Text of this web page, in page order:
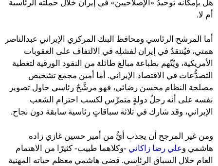
هل بإمكانه توحيدُ «الإصلاحيين» في إيران خلال حملته الرئاسية
أم لا.
أما المرشح الرئاسي ومحافظ البنك المركزي الإيراني عبدالناصر
همتي، فيُنتقدُ في إيران لفشلِه في الالتفاف على العقوبات
الأمريكية، ويُتّهم بطباعة مبالغ طائلة من النقود الورقية لتغطية
التصدُّعات في الاقتصاد الإيراني. أما أمين مجمع تشخيص
مصلحة النظام محسن رضائي، فهو مرشَّحٌ رئاسي حاول تصوير
نفسه على أنه رجلُ دولةٍ متمرِّس لكسب احترام الشعب
الإيراني، وقد شارك في ثلاثة سباقاتٍ رئاسية سابقة دون نجاح.
ومن غير المرجح أن يجذب أيٌّ من أمير حسين غازي زاده
هاشمي وعلي رضا زاكاني -وكلاهما طبيب- كثيرًا من الاهتمام
العام خلال السباق الرئاسي. قضى هاشمي معظم حياته المهنية